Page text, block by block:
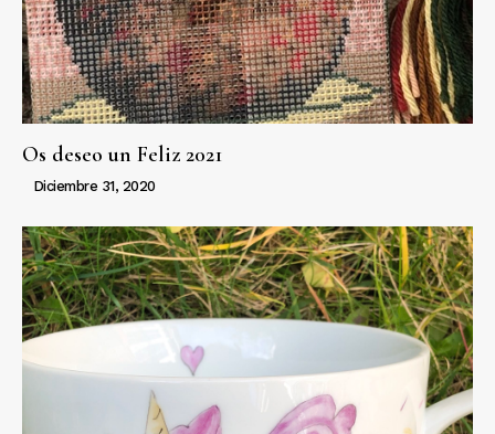
Os deseo un Feliz 2021
Diciembre 31, 2020